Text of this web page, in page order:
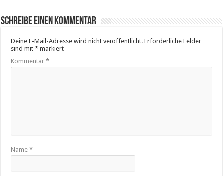
Schreibe einen Kommentar
Deine E-Mail-Adresse wird nicht veröffentlicht. Erforderliche Felder
sind mit* markiert
Kommentar*
Name*